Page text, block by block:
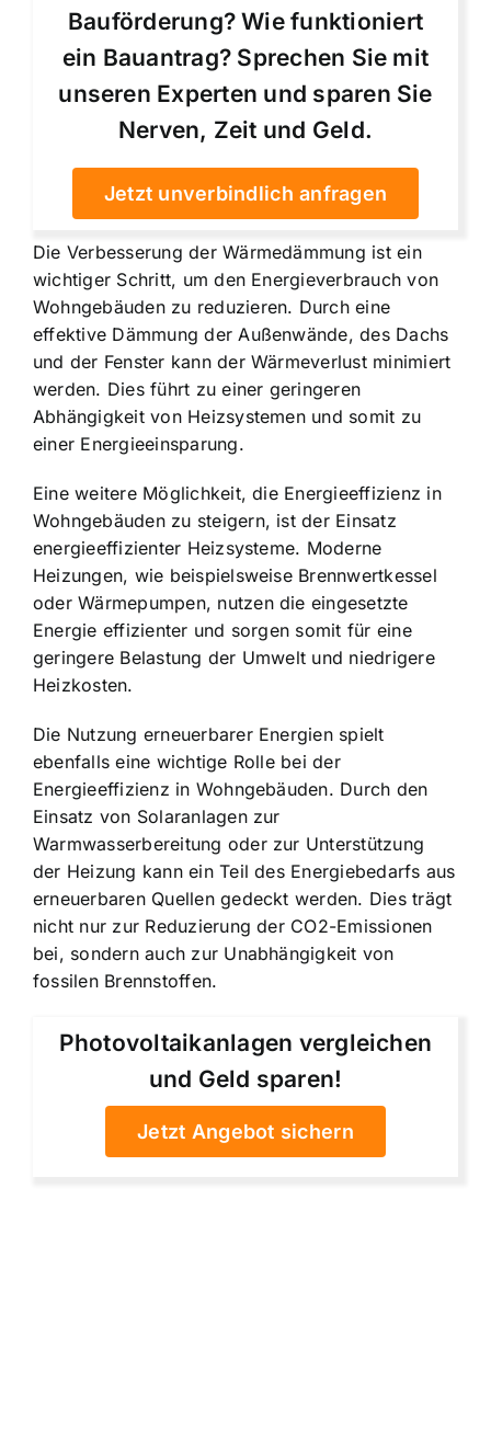
Bauförderung? Wie funktioniert
ein Bauantrag? Sprechen Sie mit
unseren Experten und sparen Sie
Nerven, Zeit und Geld.
Jetzt unverbindlich anfragen
Die Verbesserung der Wärmedämmung ist ein
wichtiger Schritt, um den Energieverbrauch von
Wohngebäuden zu reduzieren. Durch eine
effektive Dämmung der Außenwände, des Dachs
und der Fenster kann der Wärmeverlust minimiert
werden. Dies führt zu einer geringeren
Abhängigkeit von Heizsystemen und somit zu
einer Energieeinsparung.
Eine weitere Möglichkeit, die Energieeffizienz in
Wohngebäuden zu steigern, ist der Einsatz
energieeffizienter Heizsysteme. Moderne
Heizungen, wie beispielsweise Brennwertkessel
oder Wärmepumpen, nutzen die eingesetzte
Energie effizienter und sorgen somit für eine
geringere Belastung der Umwelt und niedrigere
Heizkosten.
Die Nutzung erneuerbarer Energien spielt
ebenfalls eine wichtige Rolle bei der
Energieeffizienz in Wohngebäuden. Durch den
Einsatz von Solaranlagen zur
Warmwasserbereitung oder zur Unterstützung
der Heizung kann ein Teil des Energiebedarfs aus
erneuerbaren Quellen gedeckt werden. Dies trägt
nicht nur zur Reduzierung der CO2-Emissionen
bei, sondern auch zur Unabhängigkeit von
fossilen Brennstoffen.
Photovoltaikanlagen vergleichen
und Geld sparen!
Jetzt Angebot sichern